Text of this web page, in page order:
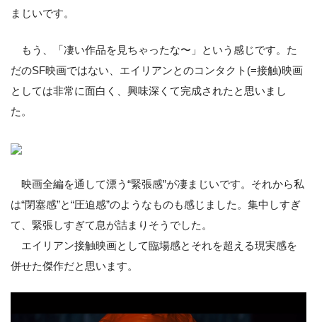
まじいです。
もう、「凄い作品を見ちゃったな〜」という感じです。た
だのSF映画ではない、エイリアンとのコンタクト(=接触)映画
としては非常に面白く、興味深くて完成されたと思いまし
た。
映画全編を通して漂う“緊張感”が凄まじいです。それから私
は“閉塞感”と“圧迫感”のようなものも感じました。集中しすぎ
て、緊張しすぎて息が詰まりそうでした。
エイリアン接触映画として臨場感とそれを超える現実感を
併せた傑作だと思います。